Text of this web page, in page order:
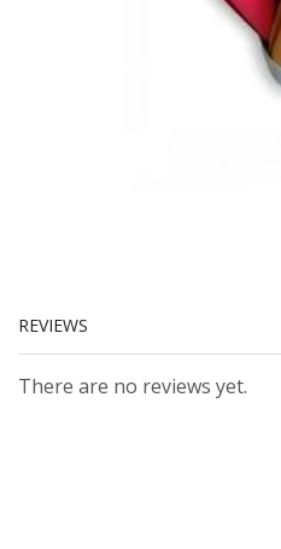
REVIEWS
There are no reviews yet.